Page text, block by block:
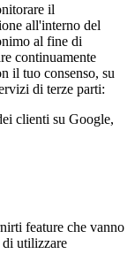
il
all'interno del
al fine di
continuamente
il tuo consenso, su
di terze parti:
clienti su Google,
feature che vanno
di utilizzare